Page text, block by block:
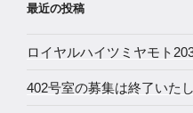
最近の投稿
ロイヤルハイツミヤモト
402号室の募集は終了いたし